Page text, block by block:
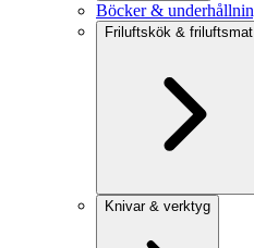
Böcker &
Friluftskök & friluftsmat
Knivar & verktyg